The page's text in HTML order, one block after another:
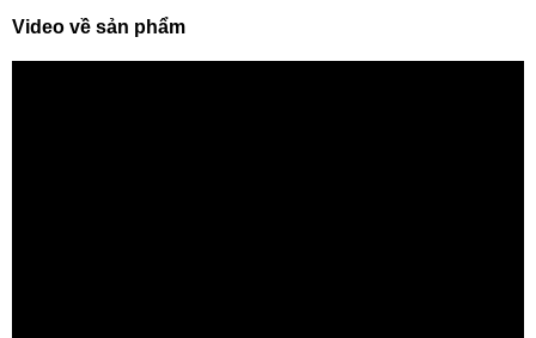
Video về sản phẩm